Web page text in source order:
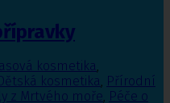
kosmetika,
Dětská kosmetika, Přírodní
z Mrtvého moře, Péče o